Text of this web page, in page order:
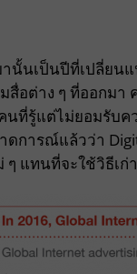
นั้นเป็นปีที่เปลี่ยนแ
สื่อต่าง ๆ ที่ออกม
นที่รู้แต่ไม่ยอมรับ
ดการณ์แล้วว่า
ๆ แทนที่จะใช้วิธีเ